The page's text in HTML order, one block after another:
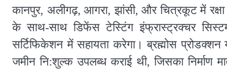
कानपुर, अलीगढ़, आगरा, झांसी, और चित्रकूट में
के साथ-साथ डिफेंस टेस्टिंग इंफ्रास्ट्रक्चर सिस्टम
सर्टिफिकेशन में सहायता करेगा। ब्रह्मोस
जमीन नि:शुल्क उपलब्ध कराई थी, जिसका निर्माण